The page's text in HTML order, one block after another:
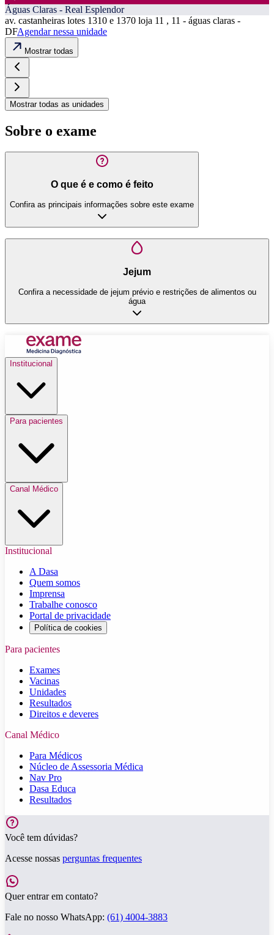
Águas Claras - Real Esplendor
av. castanheiras lotes 1310 e 1370 loja 11 , 11 - águas claras -
DFAgendar nessa unidade
Mostrar todas
Mostrar todas as unidades
Sobre o exame
O que é e como é feito
Confira as principais informações sobre este exame
Jejum
Confira a necessidade de jejum prévio e restrições de alimentos ou
água
Institucional
Para pacientes
Canal Médico
Institucional
A Dasa
Quem somos
Imprensa
Trabalhe conosco
Portal de privacidade
Política de cookies
Para pacientes
Exames
Vacinas
Unidades
Resultados
Direitos e deveres
Canal Médico
Para Médicos
Núcleo de Assessoria Médica
Nav Pro
Dasa Educa
Resultados
Você tem dúvidas?
Acesse nossas perguntas frequentes
Quer entrar em contato?
Fale no nosso WhatsApp: (61) 4004-3883